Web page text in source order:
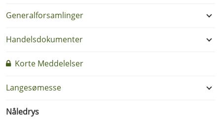
Generalforsamlinger
Handelsdokumenter
Korte Meddelelser
Langesømesse
Nåledrys